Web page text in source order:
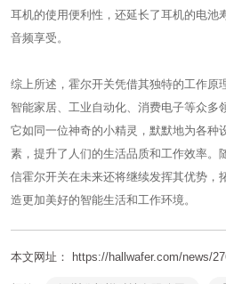
耳机的使用便利性，还延长了耳机的电池
音频享受。
综上所述，霍尔开关凭借其独特的工作原
智能家居、工业自动化、消费电子等众多
它如同一位神奇的小精灵，默默地为各种
素，提升了人们的生活品质和工作效率。
信霍尔开关在未来还将继续发挥其优势，
造更加美好的智能生活和工作环境。
本文网址： https://hallwafer.com/news/